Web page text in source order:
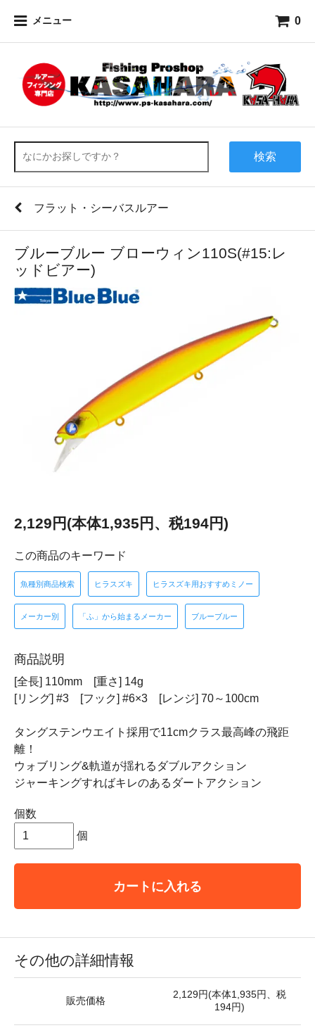
メニュー 0
検索
フラット・シーバスルアー
ブルーブルー ブローウィン110S(#15:レ
ッドビアー)
2,129円(本体1,935円、税194円)
この商品のキーワード
魚種別商品検索 ヒラスズキ ヒラスズキ用おすすめミノー
メーカー別 「ふ」から始まるメーカー ブルーブルー
商品説明
[全長] 110mm [重さ] 14g
[リング] #3 [フック] #6×3 [レンジ] 70～100cm
タングステンウエイト採用で11cmクラス最高峰の飛距
離！
ウォブリング&軌道が揺れるダブルアクション
ジャーキングすればキレのあるダートアクション
個数
個
カートに入れる
その他の詳細情報
販売価格
2,129円(本体1,935円、税
194円)